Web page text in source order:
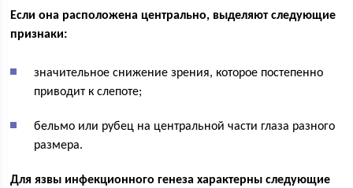
Если она расположена центрально, выделяют следующие
признаки:
значительное снижение зрения, которое постепенно
приводит к слепоте;
бельмо или рубец на центральной части глаза разного
размера.
Для язвы инфекционного генеза характерны следующие